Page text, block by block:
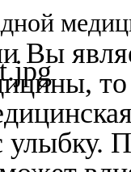
Вы
то
улыбку.